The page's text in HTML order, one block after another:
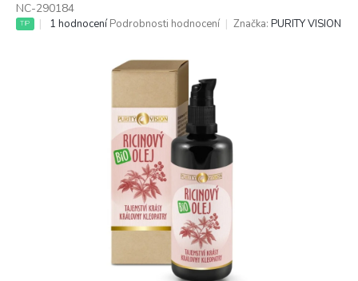
NC-290184
TIP
Průměrné
1 hodnocení Podrobnosti hodnocení Značka: PURITY VISION